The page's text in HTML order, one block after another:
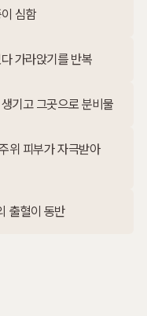
심함
가라앉기를 반복
기고 그곳으로 분비물
위 피부가 자극받아
출혈이 동반